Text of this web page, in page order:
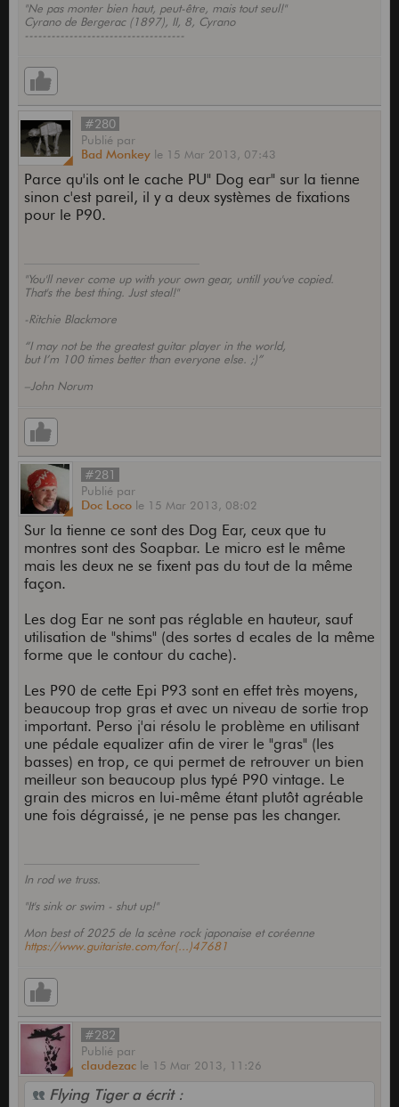
"Ne pas monter bien haut, peut-être, mais tout seul!"
Cyrano de Bergerac (1897), II, 8, Cyrano
------------------------------------
#280
Publié par
Bad Monkey le 15 Mar 2013, 07:43
Parce qu'ils ont le cache PU" Dog ear" sur la tienne
sinon c'est pareil, il y a deux systèmes de fixations
pour le P90.
"You'll never come up with your own gear, untill you've copied.
That's the best thing. Just steal!"
-Ritchie Blackmore
“I may not be the greatest guitar player in the world,
but I’m 100 times better than everyone else. ;)”
–John Norum
#281
Publié par
Doc Loco le 15 Mar 2013, 08:02
Sur la tienne ce sont des Dog Ear, ceux que tu
montres sont des Soapbar. Le micro est le même
mais les deux ne se fixent pas du tout de la même
façon.
Les dog Ear ne sont pas réglable en hauteur, sauf
utilisation de "shims" (des sortes d ecales de la même
forme que le contour du cache).
Les P90 de cette Epi P93 sont en effet très moyens,
beaucoup trop gras et avec un niveau de sortie trop
important. Perso j'ai résolu le problème en utilisant
une pédale equalizer afin de virer le "gras" (les
basses) en trop, ce qui permet de retrouver un bien
meilleur son beaucoup plus typé P90 vintage. Le
grain des micros en lui-même étant plutôt agréable
une fois dégraissé, je ne pense pas les changer.
In rod we truss.
"It's sink or swim - shut up!"
Mon best of 2025 de la scène rock japonaise et coréenne
https://www.guitariste.com/for(...)47681
#282
Publié par
claudezac le 15 Mar 2013, 11:26
Flying Tiger a écrit :